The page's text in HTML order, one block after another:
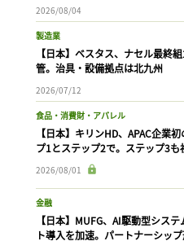
2026/08/04
製造業
【日本】ベスタス、ナセル最終
管。治具・設備拠点は北九州
2026/07/12
食品・消費財・アパレル
【日本】キリンHD、APAC企業
プ1とステップ2で。ステップ3も
2026/08/01
金融
【日本】MUFG、AI駆動型シス
ト導入を加速。パートナーシッ